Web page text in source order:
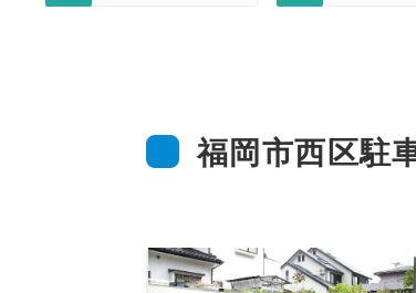
福岡市西区駐